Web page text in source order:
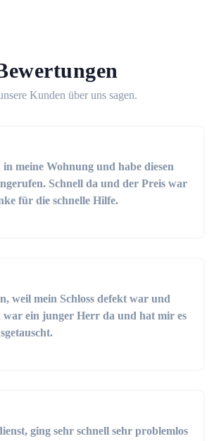
Kunden über uns sagen.
meine Wohnung und habe diesen
Schnell da und der Preis war
für die schnelle Hilfe.
weil mein Schloss defekt war und
ein junger Herr da und hat mir es
ging sehr schnell sehr problemlos